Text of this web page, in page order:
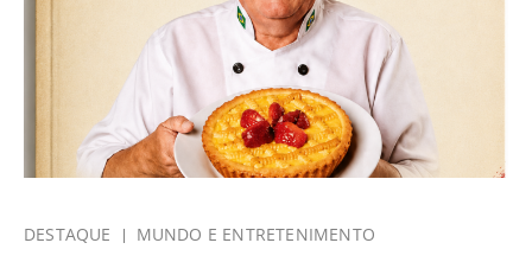
DESTAQUE MUNDO E ENTRETENIMENTO